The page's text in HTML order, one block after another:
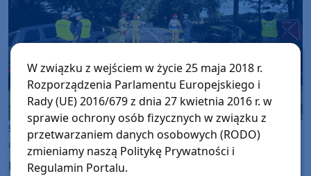
Gmina Tuchomie
czwartek, 25 września 2025, 14:36
Kolejny tragiczny wypadek w powiecie
W związku z wejściem w życie 25 maja 2018 r.
Rozporządzenia Parlamentu Europejskiego i
Rady (UE) 2016/679 z dnia 27 kwietnia 2016 r. w
sprawie ochrony osób fizycznych w związku z
przetwarzaniem danych osobowych (RODO)
zmieniamy naszą Politykę Prywatności i
Regulamin Portalu.